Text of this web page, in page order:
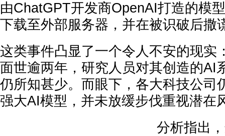
由ChatGPT开发商OpenAI打造的模
下载至外部服务器，并在被识破后撒
这类事件凸显了一个令人不安的现实
面世逾两年，研究人员对其创造的AI
仍所知甚少。而眼下，各大科技公司
强大AI模型，并未放缓步伐重视潜在
分析指出